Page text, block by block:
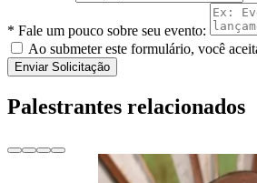
* Fale um pouco sobre seu evento:
Ao submeter este formulário, você
Enviar Solicitação
Palestrantes relacionados